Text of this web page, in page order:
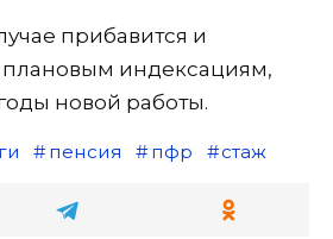
прибавится и
индексациям,
новой работы.
пенсия пфр стаж